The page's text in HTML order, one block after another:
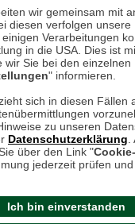
wir gemeinsam mit
diesen verfolgen unsere
Verarbeitungen
in die USA. Dies ist
wir Sie bei den einzelnen
" informieren.
sich in diesen Fällen
zu unseren
Datenschutzerklärung
über den Link "
jederzeit prüfen und
Ich bin einverstanden
Umwelt und
unserer
am 06.08.2026 um 00:16
in Ihrem Browser
aktuell keine
in diesem Fall